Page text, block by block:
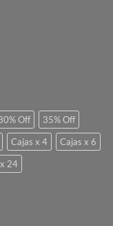
Off
35% Off
Cajas x 4
Cajas x 6
24